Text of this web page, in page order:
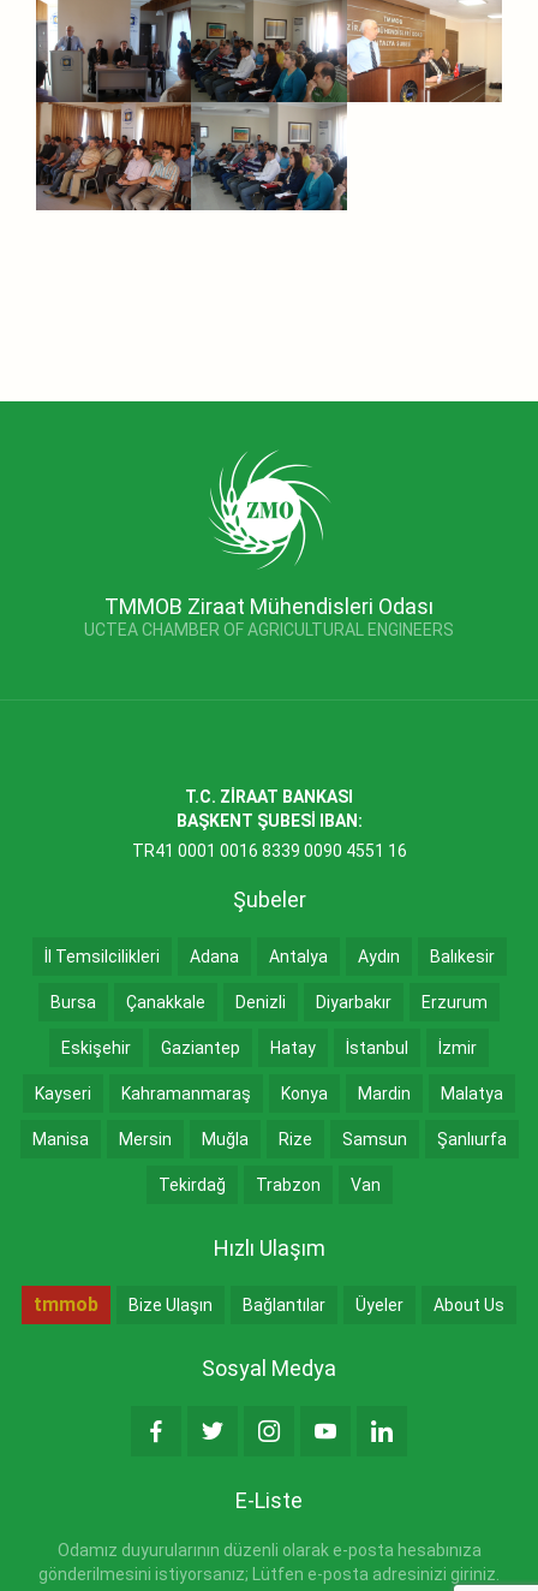
TMMOB Ziraat Mühendisleri Odası
UCTEA CHAMBER OF AGRICULTURAL ENGINEERS
T.C. ZİRAAT BANKASI
BAŞKENT ŞUBESİ IBAN:
TR41 0001 0016 8339 0090 4551 16
Şubeler
İl Temsilcilikleri Adana Antalya Aydın Balıkesir
Bursa Çanakkale Denizli Diyarbakır Erzurum
Eskişehir Gaziantep Hatay İstanbul İzmir
Kayseri Kahramanmaraş Konya Mardin Malatya
Manisa Mersin Muğla Rize Samsun Şanlıurfa
Tekirdağ Trabzon Van
Hızlı Ulaşım
tmmob Bize Ulaşın Bağlantılar Üyeler About Us
Sosyal Medya
E-Liste
Odamız duyurularının düzenli olarak e-posta hesabınıza
gönderilmesini istiyorsanız; Lütfen e-posta adresinizi giriniz.